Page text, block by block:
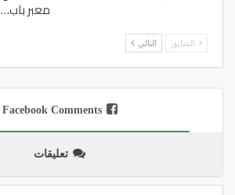
معبر باب…
السابق التالي
Facebook Comments
تعليقات